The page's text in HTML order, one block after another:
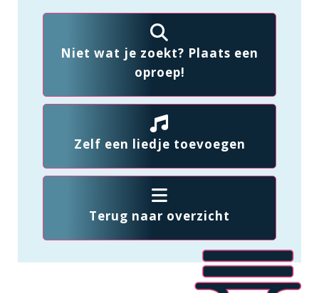
Niet wat je zoekt? Plaats een
oproep!
Zelf een liedje toevoegen
Terug naar overzicht